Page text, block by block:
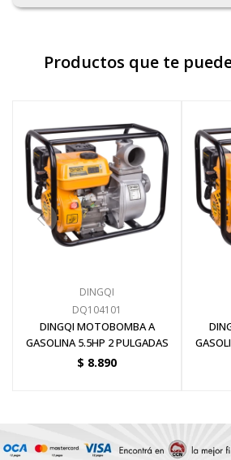
Productos que te
DINGQI
DQ104101
DINGQI MOTOBOMBA A
GASOLINA 5.5HP 2 PULGADAS
$ 8.890